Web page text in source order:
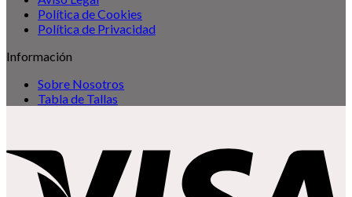
Política de Cookies
Política de Privacidad
Información
Sobre Nosotros
Tabla de Tallas